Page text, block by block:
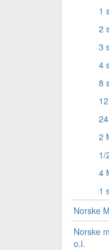
1
2
3
4
8
2
1/
4
1
Norske
Norske
o.l.